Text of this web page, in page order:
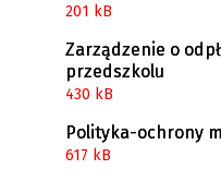
201 kB
Zarządzenie o
przedszkolu
430 kB
Polityka-ochrony
617 kB